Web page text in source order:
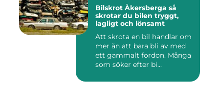
Bilskrot Åkersberga så
skrotar du bilen tryggt,
lagligt och lönsamt
Att skrota en bil handlar om
mer än att bara bli av med
ett gammalt fordon. Många
som söker efter bi...